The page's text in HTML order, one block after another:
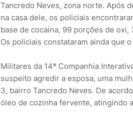
Tancredo Neves, zona norte. Após
na casa dele, os policiais
base de cocaína, 99 porções de
Os policiais constataram ainda que
Militares da 14ª Companhia
suspeito agredir a esposa, uma
3, bairro Tancredo Neves. De
óleo de cozinha fervente, atingindo